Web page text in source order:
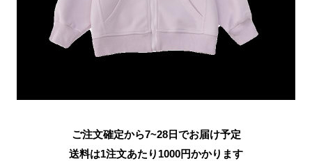
ご注文確定から7~28日でお届け予定
送料は1注文あたり 1000円かかります